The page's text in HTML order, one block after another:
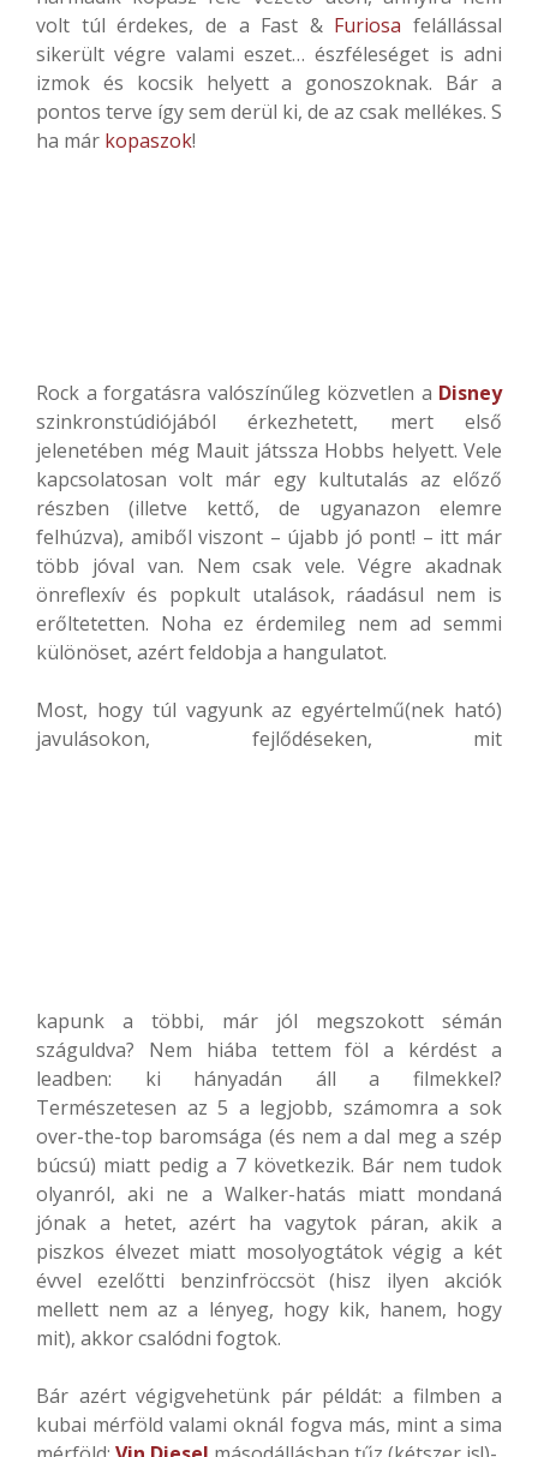
volt túl érdekes, de a Fast & Furiosa felállással
sikerült végre valami eszet… észféleséget is adni
izmok és kocsik helyett a gonoszoknak. Bár a
pontos terve így sem derül ki, de az csak mellékes. S
ha már kopaszok!
Rock a forgatásra valószínűleg közvetlen a Disney
szinkronstúdiójából érkezhetett, mert első
jelenetében még Mauit játssza Hobbs helyett. Vele
kapcsolatosan volt már egy kultutalás az előző
részben (illetve kettő, de ugyanazon elemre
felhúzva), amiből viszont – újabb jó pont! – itt már
több jóval van. Nem csak vele. Végre akadnak
önreflexív és popkult utalások, ráadásul nem is
erőltetetten. Noha ez érdemileg nem ad semmi
különöset, azért feldobja a hangulatot.
Most, hogy túl vagyunk az egyértelmű(nek ható)
javulásokon, fejlődéseken, mit
kapunk a többi, már jól megszokott sémán
száguldva? Nem hiába tettem föl a kérdést a
leadben: ki hányadán áll a filmekkel?
Természetesen az 5 a legjobb, számomra a sok
over-the-top baromsága (és nem a dal meg a szép
búcsú) miatt pedig a 7 következik. Bár nem tudok
olyanról, aki ne a Walker-hatás miatt mondaná
jónak a hetet, azért ha vagytok páran, akik a
piszkos élvezet miatt mosolyogtátok végig a két
évvel ezelőtti benzinfröccsöt (hisz ilyen akciók
mellett nem az a lényeg, hogy kik, hanem, hogy
mit), akkor csalódni fogtok.
Bár azért végigvehetünk pár példát: a filmben a
kubai mérföld valami oknál fogva más, mint a sima